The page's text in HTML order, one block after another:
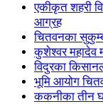
एकीकृत शहरी
आग्रह
चितवनका
कुशेश्वर महादेव
विदुरका
भूमि आयोग
ककनीका तीन